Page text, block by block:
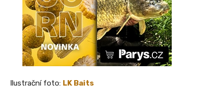
Ilustrační foto: LK Baits